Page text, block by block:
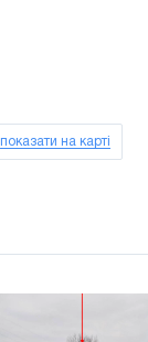
показати на карті